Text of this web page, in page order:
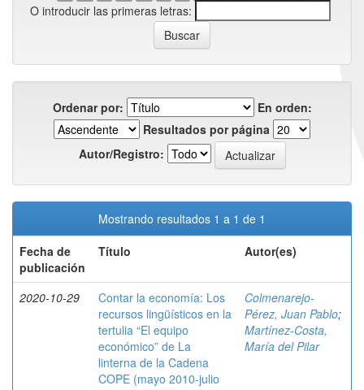
O introducir las primeras letras:
Ordenar por:
En orden:
Resultados por página
Autor/Registro:
Mostrando resultados 1 a 1 de 1
Fecha de
publicación
Título Autor(es)
2020-10-29
Contar la economía: Los
recursos lingüísticos en la
tertulia “El equipo
económico” de La
linterna de la Cadena
COPE (mayo 2010-julio
Colmenarejo-
Pérez, Juan Pablo;
Martínez-Costa,
María del Pilar